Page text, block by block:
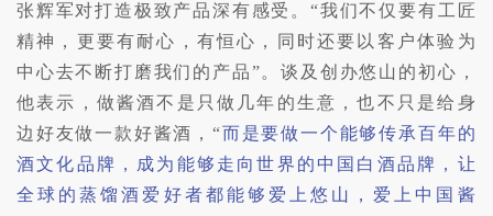
张辉军对打造极致产品深有感受。“我们不仅要有工匠
精神，更要有耐心，有恒心，同时还要以客户体验为
中心去不断打磨我们的产品”。谈及创办悠山的初心，
他表示，做酱酒不是只做几年的生意，也不只是给身
边好友做一款好酱酒，“而是要做一个能够传承百年的
酒文化品牌，成为能够走向世界的中国白酒品牌，让
全球的蒸馏酒爱好者都能够爱上悠山，爱上中国酱